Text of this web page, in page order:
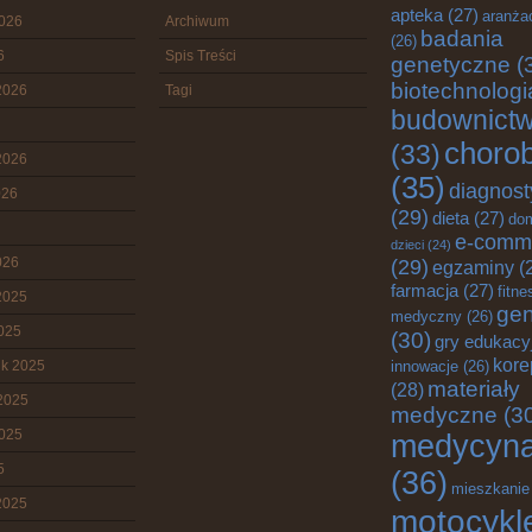
2025
Archiwum
Spis Treści
Tagi
apteka (27)
(26) badania
genetyczne
(33)
(35)
(29) dieta (27)
dzieci (24) e-
(29) egzaminy
farmacja (27)
medyczny (26)
(30) gry
innowacje (26)
(28) materiały
medyczne
(36) mieszkanie